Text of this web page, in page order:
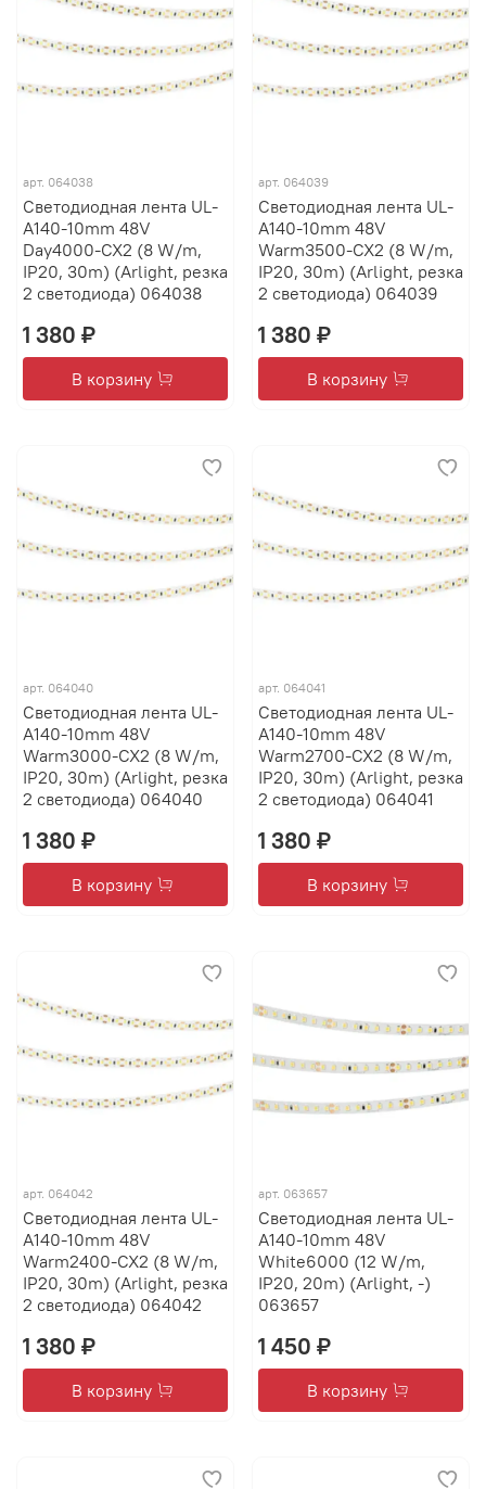
арт. 064038
Светодиодная лента UL-
A140-10mm 48V
Day4000-CX2 (8 W/m,
IP20, 30m) (Arlight, резка
2 светодиода) 064038
1 380 ₽
В корзину
арт. 064039
Светодиодная лента UL-
A140-10mm 48V
Warm3500-CX2 (8 W/m,
IP20, 30m) (Arlight, резка
2 светодиода) 064039
1 380 ₽
В корзину
арт. 064040
Светодиодная лента UL-
A140-10mm 48V
Warm3000-CX2 (8 W/m,
IP20, 30m) (Arlight, резка
2 светодиода) 064040
1 380 ₽
В корзину
арт. 064041
Светодиодная лента UL-
A140-10mm 48V
Warm2700-CX2 (8 W/m,
IP20, 30m) (Arlight, резка
2 светодиода) 064041
1 380 ₽
В корзину
арт. 064042
Светодиодная лента UL-
A140-10mm 48V
Warm2400-CX2 (8 W/m,
IP20, 30m) (Arlight, резка
2 светодиода) 064042
1 380 ₽
В корзину
арт. 063657
Светодиодная лента UL-
A140-10mm 48V
White6000 (12 W/m,
IP20, 20m) (Arlight, -)
063657
1 450 ₽
В корзину